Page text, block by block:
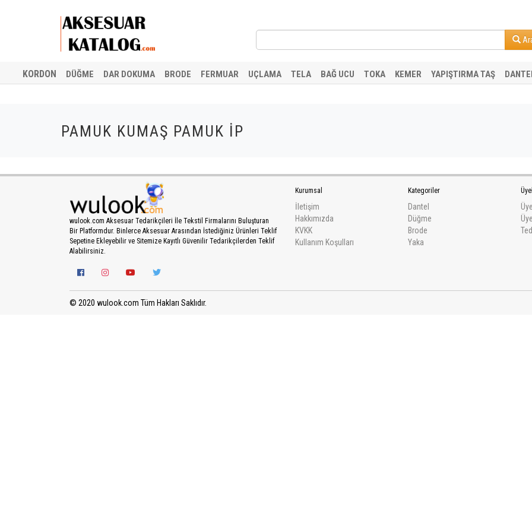
KORDON DÜĞME DAR DOKUMA BRODE FERMUAR UÇLAMA TELA BAĞ UCU TOKA KEMER YAPIŞTIRMA TAŞ
PAMUK KUMAŞ PAMUK İP
wulook.com Aksesuar Tedarikçileri İle Tekstil Firmalarını Buluşturan
Bir Platformdur. Binlerce Aksesuar Arasından İstediğiniz Ürünleri Teklif
Sepetine Ekleyebilir ve Sitemize Kayıtlı Güvenilir Tedarikçilerden Teklif
Alabilirsiniz.
Kurumsal
İletişim
Hakkımızda
KVKK
Kullanım Koşulları
Kategoriler
Dantel
Düğme
Brode
Yaka
© 2020 wulook.com Tüm Hakları Saklıdır.